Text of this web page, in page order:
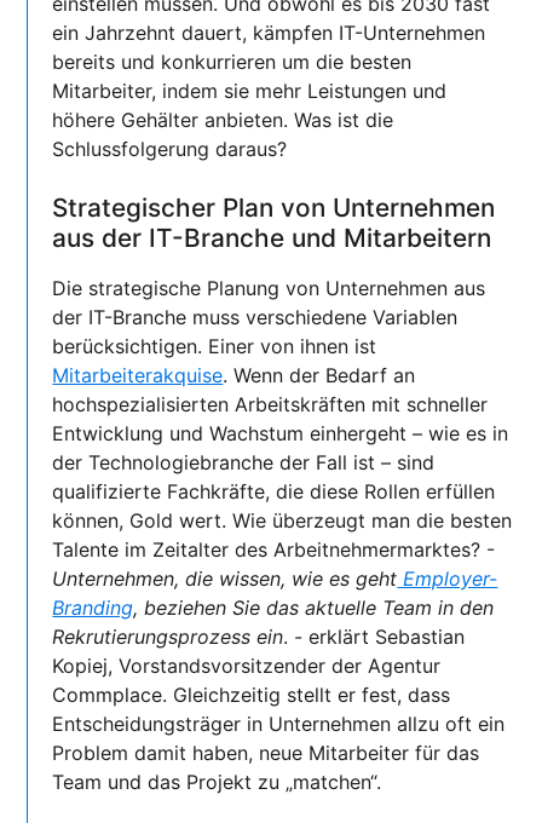
ein Jahrzehnt dauert, kämpfen IT-Unternehmen
bereits und konkurrieren um die besten
Mitarbeiter, indem sie mehr Leistungen und
höhere Gehälter anbieten. Was ist die
Schlussfolgerung daraus?
Strategischer Plan von Unternehmen
aus der IT-Branche und Mitarbeitern
Die strategische Planung von Unternehmen aus
der IT-Branche muss verschiedene Variablen
berücksichtigen. Einer von ihnen ist
Mitarbeiterakquise. Wenn der Bedarf an
hochspezialisierten Arbeitskräften mit schneller
Entwicklung und Wachstum einhergeht – wie es in
der Technologiebranche der Fall ist – sind
qualifizierte Fachkräfte, die diese Rollen erfüllen
können, Gold wert. Wie überzeugt man die besten
Talente im Zeitalter des Arbeitnehmermarktes? -
Unternehmen, die wissen, wie es geht Employer-
Branding, beziehen Sie das aktuelle Team in den
Rekrutierungsprozess ein. - erklärt Sebastian
Kopiej, Vorstandsvorsitzender der Agentur
Commplace. Gleichzeitig stellt er fest, dass
Entscheidungsträger in Unternehmen allzu oft ein
Problem damit haben, neue Mitarbeiter für das
Team und das Projekt zu „matchen“.